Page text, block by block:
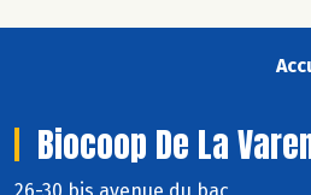
Biocoop De La
26-30 bis avenue du bac